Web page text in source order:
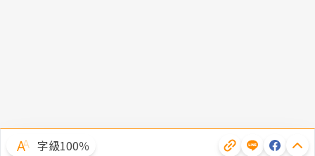
字級100％